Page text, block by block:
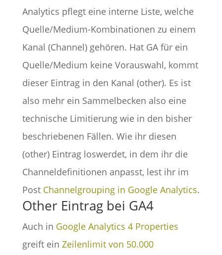
Analytics pflegt eine interne Liste, welche
Quelle/Medium-Kombinationen zu einem
Kanal (Channel) gehören. Hat GA für ein
Quelle/Medium keine Vorauswahl, kommt
dieser Eintrag in den Kanal (other). Es ist
also mehr ein Sammelbecken also eine
technische Limitierung wie in den bisher
beschriebenen Fällen. Wie ihr diesen
(other) Eintrag loswerdet, in dem ihr die
Channeldefinitionen anpasst, lest ihr im
Post Channelgrouping in Google Analytics.
Other Eintrag bei GA4
Auch in Google Analytics 4 Properties
greift ein Zeilenlimit von 50.000